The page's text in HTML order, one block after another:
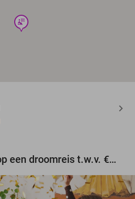
wellness
Maak gratis kans op een droomreis t.w.v. €3.000!